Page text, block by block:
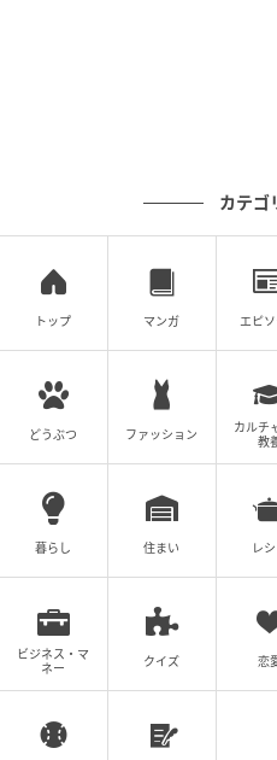
るるぶ&more.編集部
ショルダーストラップも付
トンバッグ」4900円。
内側と外側にもポケットが
ともなし！ 背面にはスー
があるので、サブバッグと
ストレスフリー。
ピーター・パンたちの
された「巾着セット」
カテゴ
トップ マンガ エピ
どうぶつ ファッション
カルチ
教
暮らし 住まい レ
ビジネス・マ
ネー
クイズ 恋